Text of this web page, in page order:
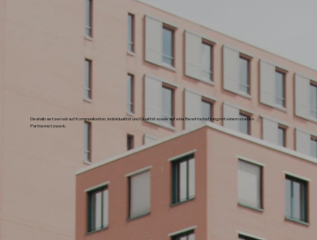
Deshalb setzen wir auf Kommunikation, Individualität und Qualität sowie auf eine Bewirtschaftung mit einem starken
Partnernetzwerk.